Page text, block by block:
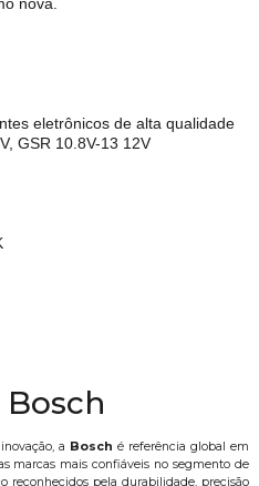
eletrônicos de alta qualidade
GSR 10.8V-13 12V
a Bosch é referência global em
marcas mais confiáveis no segmento de
reconhecidos pela durabilidade, precisão